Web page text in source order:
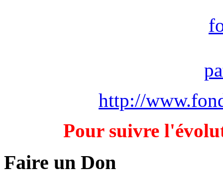
http://
Pour suivre
Faire un Don